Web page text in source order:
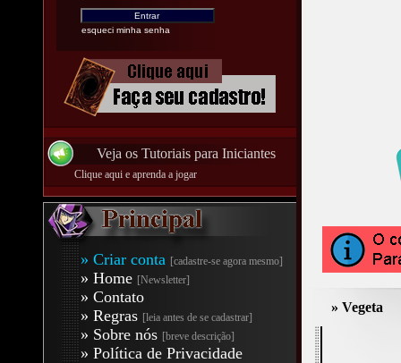
esqueci minha senha
Veja os Tutoriais para Iniciantes
Clique aqui e aprenda a jogar
» Criar conta [cadastre-se agora mesmo]
» Home [Newsletter]
» Contato
» Regras [leia antes de se cadastrar]
» Sobre nós [breve descrição]
» Política de Privacidade
» Vegeta